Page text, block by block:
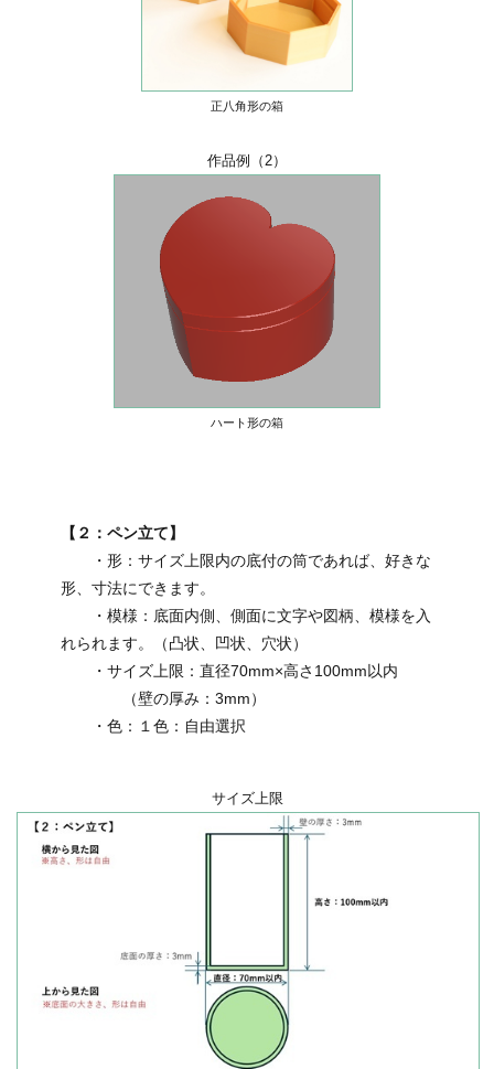
正八角形の箱
作品例（2）
ハート形の箱
【２：ペン立て】
・形：サイズ上限内の底付の筒であれば、好きな
形、寸法にできます。
・模様：底面内側、側面に文字や図柄、模様を入
れられます。（凸状、凹状、穴状）
・サイズ上限：直径70mm×高さ100mm以内
（壁の厚み：3mm）
・色：１色：自由選択
サイズ上限